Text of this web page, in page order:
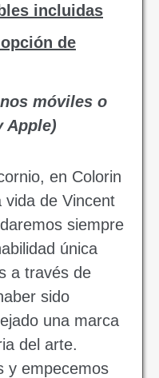
incluidas
de
móviles o
Apple)
en Colorin
de Vincent
siempre
única
a través de
sido
una marca
del arte.
y empecemos